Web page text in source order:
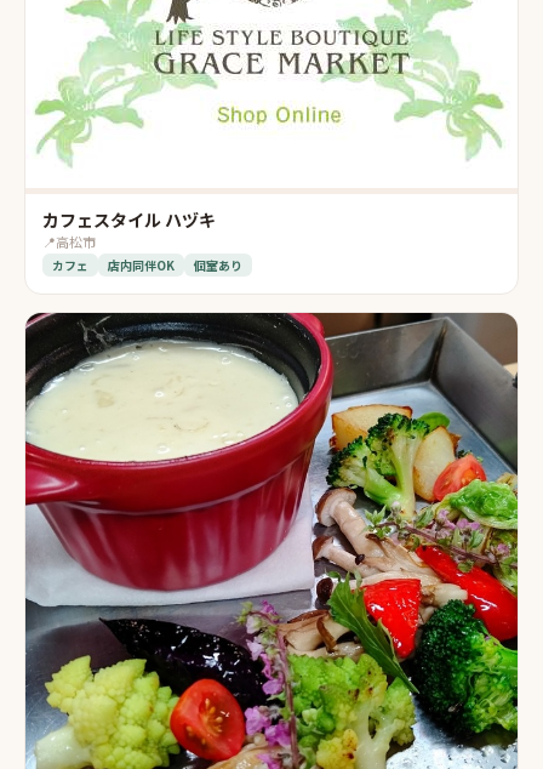
カフェスタイル ハヅキ
📍高松市
カフェ 店内同伴OK 個室あり